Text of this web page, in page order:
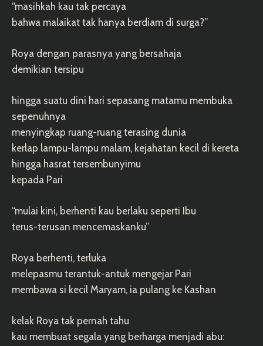
“masihkah kau tak percaya
bahwa malaikat tak hanya berdiam di surga?”
Roya dengan parasnya yang bersahaja
demikian tersipu
hingga suatu dini hari sepasang matamu membuka
sepenuhnya
menyingkap ruang-ruang terasing dunia
kerlap lampu-lampu malam, kejahatan kecil di kereta
hingga hasrat tersembunyimu
kepada Pari
“mulai kini, berhenti kau berlaku seperti Ibu
terus-terusan mencemaskanku”
Roya berhenti, terluka
melepasmu terantuk-antuk mengejar Pari
membawa si kecil Maryam, ia pulang ke Kashan
kelak Roya tak pernah tahu
kau membuat segala yang berharga menjadi abu: